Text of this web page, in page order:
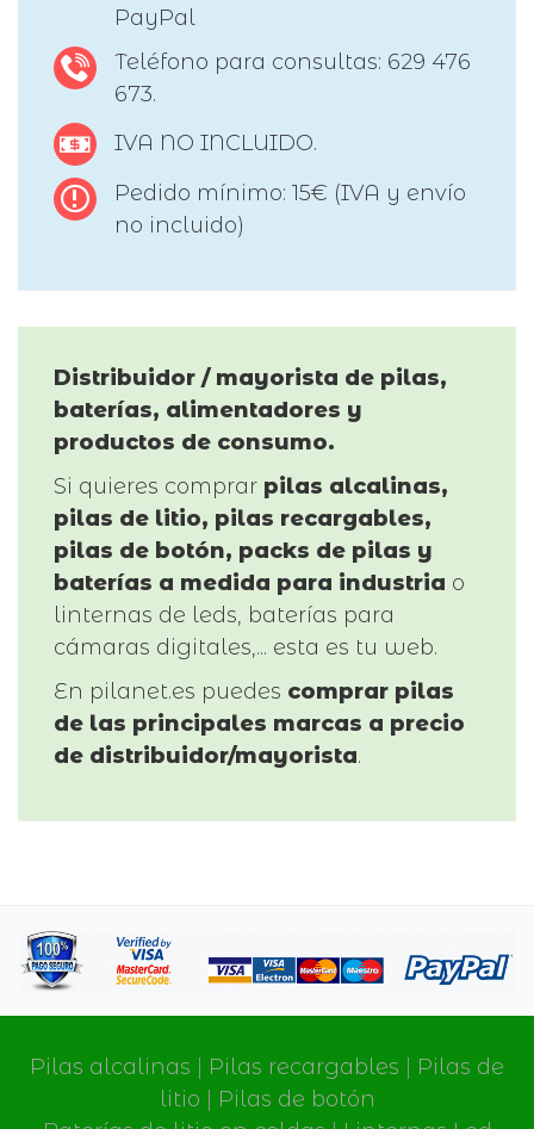
PayPal
Teléfono para consultas: 629 476
673.
IVA NO INCLUIDO.
Pedido mínimo: 15€ (IVA y envío
no incluido)
Distribuidor / mayorista de pilas,
baterías, alimentadores y
productos de consumo.
Si quieres comprar pilas alcalinas,
pilas de litio, pilas recargables,
pilas de botón, packs de pilas y
baterías a medida para industria o
linternas de leds, baterías para
cámaras digitales,... esta es tu web.
En pilanet.es puedes comprar pilas
de las principales marcas a precio
de distribuidor/mayorista.
Pilas alcalinas Pilas recargables
Pilas de
litio
Pilas de botón